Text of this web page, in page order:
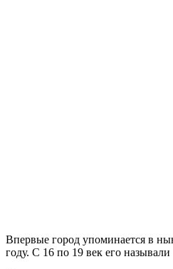
Впервые город упоминается в
году. С 16 по 19 век его